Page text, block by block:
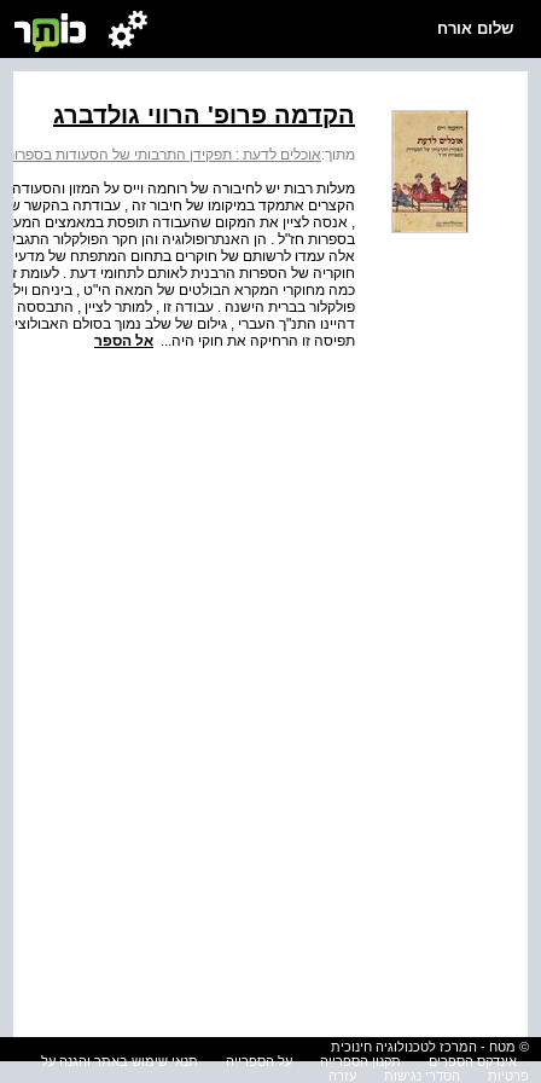
שלום אורח
הקדמה פרופ' הרווי גולדברג
מתוך:אוכלים לדעת : תפקידן התרבותי של הסעודות בספרות
מעלות רבות יש לחיבורה של רוחמה וייס על המזון
הקצרים אתמקד במיקומו של חיבור זה , עבודתה בהקשר של
, אנסה לציין את המקום שהעבודה תופסת במאמצים
בספרות חז"ל . הן האנתרופולוגיה והן חקר הפולקלור
אלה עמדו לרשותם של חוקרים בתחום המתפתח של מדעי
חוקריה של הספרות הרבנית לאותם לתחומי דעת . לעומת
פולקלור בברית הישנה . עבודה זו , למותר לציין ,
דהיינו התנ"ך העברי , גילום של שלב נמוך בסולם
תפיסה זו הרחיקה את חוקי היה... אל הספר
© מטח - המרכז לטכנולוגיה חינוכית
אינדקס הספרים
תקנון הספרייה על הספרייה
תנאי שימוש באתר והגנה על
פרטיות
הסדרי נגישות עזרה